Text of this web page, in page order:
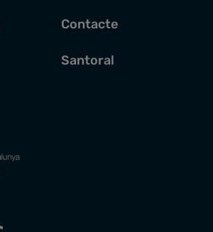
Contacte
Santoral